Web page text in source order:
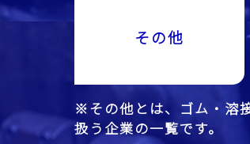
その他
※その他とは、ゴム・溶
扱う企業の一覧です。